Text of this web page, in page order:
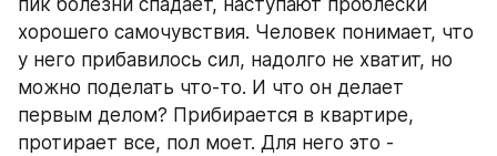
пик болезни спадает, наступают проблески
хорошего самочувствия. Человек понимает, что
у него прибавилось сил, надолго не хватит, но
можно поделать что-то. И что он делает
первым делом? Прибирается в квартире,
протирает все, пол моет. Для него это -